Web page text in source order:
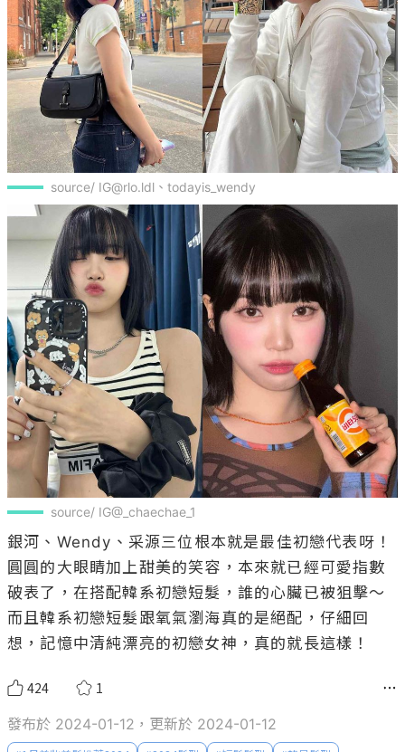
source/ IG@rlo.ldl、todayis_wendy
source/ IG@_chaechae_1
銀河、Wendy、采源三位根本就是最佳初戀代表呀！
圓圓的大眼睛加上甜美的笑容，本來就已經可愛指數
破表了，在搭配韓系初戀短髮，誰的心臟已被狙擊～
而且韓系初戀短髮跟氧氣瀏海真的是絕配，仔細回
想，記憶中清純漂亮的初戀女神，真的就長這樣！
424 1
發布於 2024-01-12，更新於 2024-01-12